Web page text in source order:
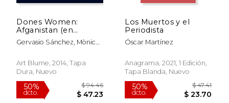
Dones Women:
Afganistan (en
Catalán)
Gervasio Sánchez, Mònica
Art Blume, 2014, Tapa
Dura, Nuevo
Los Muertos y el
Periodista
Óscar Martínez
Anagrama, 2021, 1 Edición,
Tapa Blanda, Nuevo